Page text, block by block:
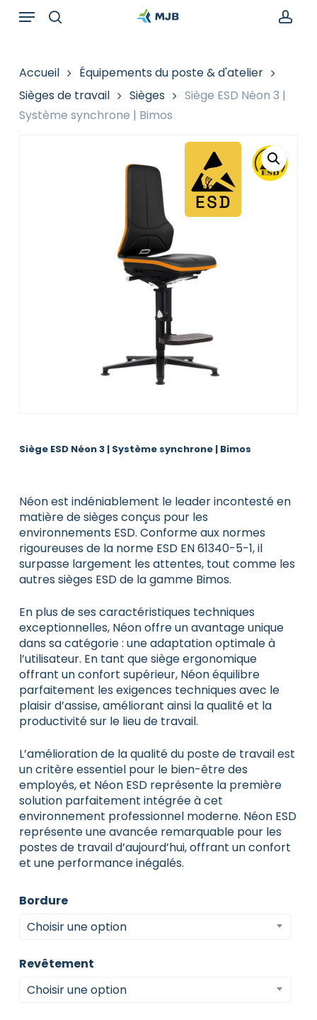
Recherche
Menu
Accueil
Équipements du poste & d'atelier
Sièges de travail
Sièges
Siège ESD Néon 3 |
Système synchrone | Bimos
Siège ESD Néon 3 | Système synchrone | Bimos
Néon est indéniablement le leader incontesté en
matière de sièges conçus pour les
environnements ESD. Conforme aux normes
rigoureuses de la norme ESD EN 61340-5-1, il
surpasse largement les attentes, tout comme les
autres sièges ESD de la gamme Bimos.
En plus de ses caractéristiques techniques
exceptionnelles, Néon offre un avantage unique
dans sa catégorie : une adaptation optimale à
l’utilisateur. En tant que siège ergonomique
offrant un confort supérieur, Néon équilibre
parfaitement les exigences techniques avec le
plaisir d’assise, améliorant ainsi la qualité et la
productivité sur le lieu de travail.
L’amélioration de la qualité du poste de travail est
un critère essentiel pour le bien-être des
employés, et Néon ESD représente la première
solution parfaitement intégrée à cet
environnement professionnel moderne. Néon ESD
représente une avancée remarquable pour les
postes de travail d’aujourd’hui, offrant un confort
et une performance inégalés.
Bordure
Choisir une option
Revêtement
Choisir une option